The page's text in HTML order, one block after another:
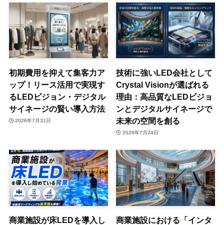
初期費用を抑えて集客力ア
ップ！リース活用で実現す
るLEDビジョン・デジタル
サイネージの賢い導入方法
2026年7月31日
技術に強いLED会社として
Crystal Visionが選ばれる
理由：高品質なLEDビジョ
ンとデジタルサイネージで
未来の空間を創る
2026年7月24日
商業施設が床LEDを導入し
商業施設における「インタ